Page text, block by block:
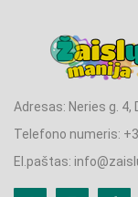
Adresas: Neries g. 4,
Telefono numeris:
El.paštas: